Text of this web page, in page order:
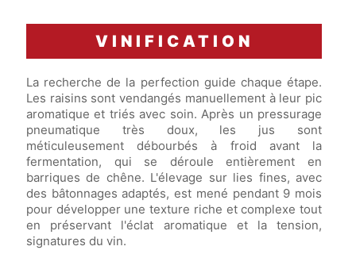
VINIFICATION
La recherche de la perfection guide chaque étape.
Les raisins sont vendangés manuellement à leur pic
aromatique et triés avec soin. Après un pressurage
pneumatique très doux, les jus sont
méticuleusement débourbés à froid avant la
fermentation, qui se déroule entièrement en
barriques de chêne. L'élevage sur lies fines, avec
des bâtonnages adaptés, est mené pendant 9 mois
pour développer une texture riche et complexe tout
en préservant l'éclat aromatique et la tension,
signatures du vin.